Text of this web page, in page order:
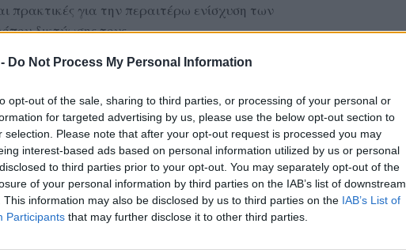
Do Not Process My Personal Information
opt-out of the sale, sharing to third parties, or processing of your personal or
for targeted advertising by us, please use the below opt-out section to
selection. Please note that after your opt-out request is processed you may
interest-based ads based on personal information utilized by us or personal
to third parties prior to your opt-out. You may separately opt-out of the
of your personal information by third parties on the IAB’s list of downstream
This information may also be disclosed by us to third parties on the IAB’s List of
Participants that may further disclose it to other third parties.
πρακτικές για την περαιτέρω ενίσχυση των
δικτύωσης τους.
ΔΙΑΦΗΜΙΣΗ
μπασκετμπολίστας της Εθνικής Ελλάδος
τον Αυτισμό, θα ανοίξει το συνέδριο με